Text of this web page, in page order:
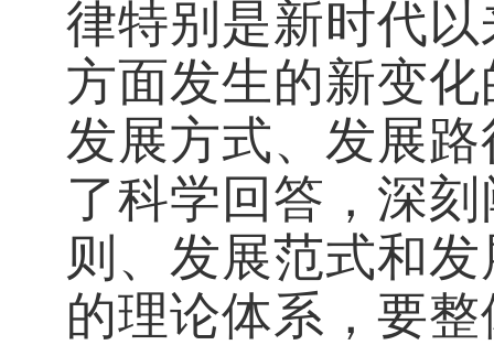
律特别是新时代
方面发生的新变
发展方式、发展
了科学回答，深
则、发展范式和
的理论体系，要